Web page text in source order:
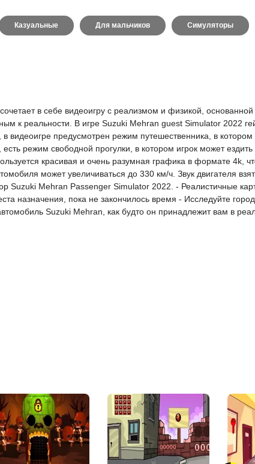
Казуальные Для мальчиков Симуляторы
в себе видеоигру с реализмом и физикой, основанной
к реальности. В игре Suzuki Mehran guest Simulator 2022
видеоигре предусмотрен режим путешественника, в котором
режим свободной прогулки, в котором игрок может
красивая и очень разумная графика в формате 4k,
может увеличиваться до 330 км/ч. Звук двигателя
Suzuki Mehran Passenger Simulator 2022. - Реалистичные
назначения, пока не закончилось время - Исследуйте
Suzuki Mehran, как будто он принадлежит вам в